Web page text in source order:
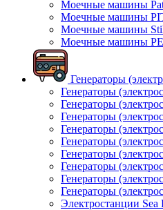
Моечные машины
Моечные машины
Моечные машины
Моечные машины
Генераторы
Генераторы
Генераторы
Генераторы
Генераторы
Генераторы
Генераторы
Генераторы
Генераторы
Генераторы
Электростанции Sea